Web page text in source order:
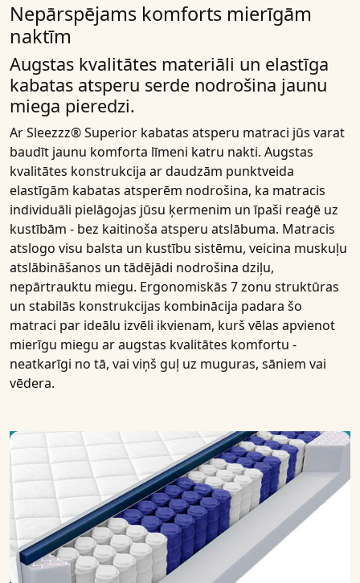
Nepārspējams komforts mierīgām
naktīm
Augstas kvalitātes materiāli un elastīga
kabatas atsperu serde nodrošina jaunu
miega pieredzi.
ArSleezzz® Superior kabatas atsperu matraci jūs varat
baudīt jaunu komforta līmeni katru nakti. Augstas
kvalitātes konstrukcija ardaudzām punktveida
elastīgām kabatas atsperēm nodrošina, ka matracis
individuāli pielāgojas jūsu ķermenim un īpaši reaģē uz
kustībām - bez kaitinoša atsperu atslābuma. Matracis
atslogo visu balsta un kustību sistēmu, veicina muskuļu
atslābināšanos un tādējādi nodrošina dziļu,
nepārtrauktu miegu. Ergonomiskās 7 zonu struktūras
un stabilās konstrukcijas kombinācija padara šo
matraci par ideālu izvēli ikvienam, kurš vēlas apvienot
mierīgu miegu ar augstas kvalitātes komfortu -
neatkarīgi no tā, vai viņš guļ uz muguras, sāniem vai
vēdera.